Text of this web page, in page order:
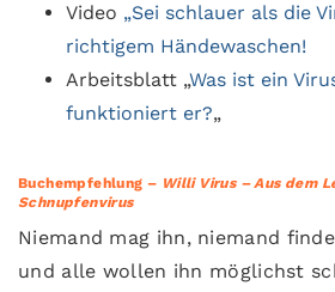
Video „Sei schlauer als die
richtigem Händewaschen!
Arbeitsblatt „Was ist ein
funktioniert er?„
Buchempfehlung – Willi Virus – Aus dem
Schnupfenvirus
Niemand mag ihn, niemand
und alle wollen ihn möglichst